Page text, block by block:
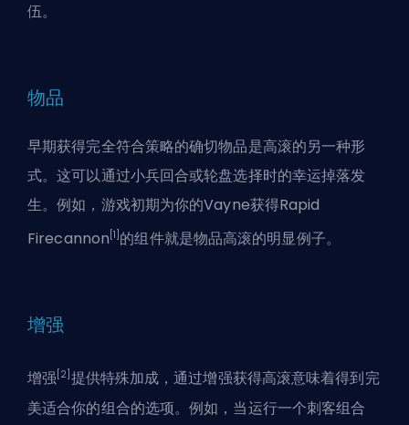
伍。
物品
早期获得完全符合策略的确切物品是高滚的另一种形
式。这可以通过小兵回合或轮盘选择时的幸运掉落发
生。例如，游戏初期为你的Vayne获得Rapid
Firecannon [1] 的组件就是物品高滚的明显例子。
增强
增强 [2] 提供特殊加成，通过增强获得高滚意味着得到完
美适合你的组合的选项。例如，当运行一个刺客组合